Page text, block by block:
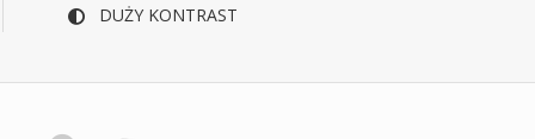
DUŻY KONTRAST